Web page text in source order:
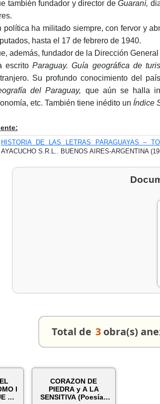
también fundador y director deGuaraní,
política ha militado siempre, con fervor y
hasta el 17 de febrero de 1940.
además, fundador de la Dirección
escritoParaguay. Guía geográfica de
Su profundo conocimiento del
del Paraguay, que aún se halla
etc. También tiene inédito un Índice
HISTORIA DE LAS LETRAS PARAGUAYAS –
AYACUCHO S.R.L.. BUENOS AIRES-ARGENTINA
Total de 3 obra(s)
I
SE
CORAZON DE
PIEDRA y A LA
SENSITIVA (Poesías